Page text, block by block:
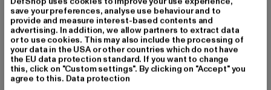
Materialzusammensetzung: 93% Polyester, 7% Elasthan
Art.Nr: 6130830-00208
Hersteller: Urban Styles Agency GmbH & Co. KG |
agentur@urbanstylesagency.com
Schanzenstraße 41 | 51063 Köln | DE
save your preferences, analyse use behaviour and to
provide and measure interest-based contents and
advertising. In addition, we allow partners to extract data
or to use cookies. This may also include the processing of
your data in the USA or other countries which do not have
the EU data protection standard. If you want to change
this, click on "Custom settings". By clicking on "Accept" you
agree to this. Data protection